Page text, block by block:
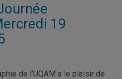
19
de l’UQAM a le plaisir de